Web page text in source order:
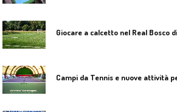
Giocare a calcetto nel Real Bosco